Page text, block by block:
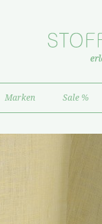
Marken Sale %